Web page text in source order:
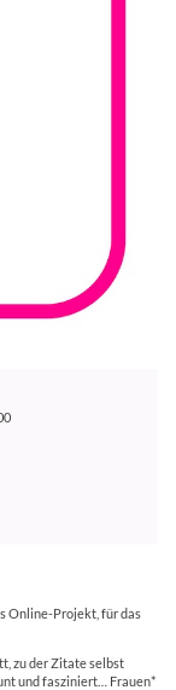
Online-Projekt, für das
zu der Zitate selbst
und fasziniert… Frauen*